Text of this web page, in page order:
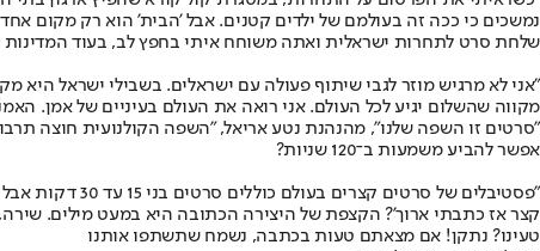
נמשכים כי ככה זה בעולמם של ילדים קטנים. אבל 'הבית' הוא רק מקום
שלחת סרט לתחרות ישראלית ואתה משוחח איתי בחפץ לב, בעוד המדינות
"אני לא מרגיש מוזר לגבי שיתוף פעולה עם ישראלים. בשבילי ישראל היא
מקווה שהשלום יגיע לכל העולם. אני רואה את העולם בעיניים של אמן.
"סרטים זו השפה שלנו", מהנהנת נטע אריאל, "השפה הקולנועית חוצה
אפשר להביע משמעות ב־120 שניות?
"פסטיבלים של
קצר אז כתבתי ארוך'? הקצפת של היצירה הכתובה היא במעט מילים. שירה, או הז'אנר של
טעינו? נתקן! אם מצאתם טעות בכתבה, נשמח שתשתפו אותנו